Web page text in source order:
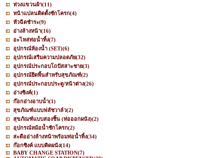
ห่วงแขวนผ้า(11)
หน้าแปลนติดตั้งชักโครก(4)
หัวฉีดชำระ(9)
อ่างล้างหน้า(16)
อะไหล่ท่อน้ำทิ้ง(7)
อุปกรณ์ห้องน้ำ (SET)(6)
อุปกรณ์เสริมความปลอดภัย(32)
อุปกรณ์ประกอบโถปัสสาะชาย(3)
อุปกรณ์ยึดพื้นสำหรับสุขภัณฑ์(2)
อุปกรณ์ประกอบประตู/หน้าต่าง(26)
อ่างซิงค์(1)
ก๊อกอ่างอาบน้ำ(1)
สุขภัณฑ์แบบฟลัชวาล์ว(2)
สุขภัณฑ์แบบสองชิ้น (ท่อออกผนัง)(2)
อุปกรณ์หม้อน้ำชักโครก(2)
สะดืออ่างล้างหน้าพร้อมท่อน้ำทิ้ง(34)
ก๊อกซิงค์ แบบติดผนัง(14)
BABY CHANGE STATION(7)